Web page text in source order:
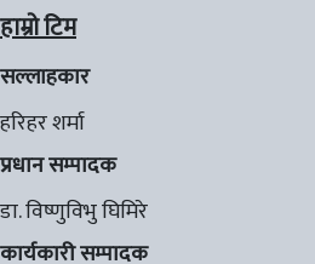
हाम्रो टिम
सल्लाहकार
हरिहर शर्मा
प्रधान सम्पादक
डा. विष्णुविभु घिमिरे
कार्यकारी सम्पादक